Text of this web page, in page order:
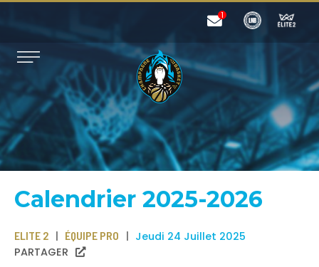
Calendrier 2025-2026
ELITE 2 ÉQUIPE PRO
Jeudi 24 Juillet 2025
PARTAGER